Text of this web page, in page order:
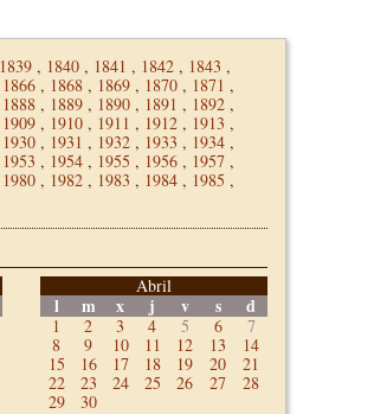
1839 , 1840 , 1841 , 1842 , 1843 ,
1866 , 1868 , 1869 , 1870 , 1871 ,
1888 , 1889 , 1890 , 1891 , 1892 ,
1909 , 1910 , 1911 , 1912 , 1913 ,
1930 , 1931 , 1932 , 1933 , 1934 ,
1953 , 1954 , 1955 , 1956 , 1957 ,
1980 , 1982 , 1983 , 1984 , 1985 ,
Abril
l m x j v s d
1 2 3 4 5 6
7
8
9 10 11 12 13
14
15
16 17 18 19 20
21
22
23 24 25 26 27
28
29
30